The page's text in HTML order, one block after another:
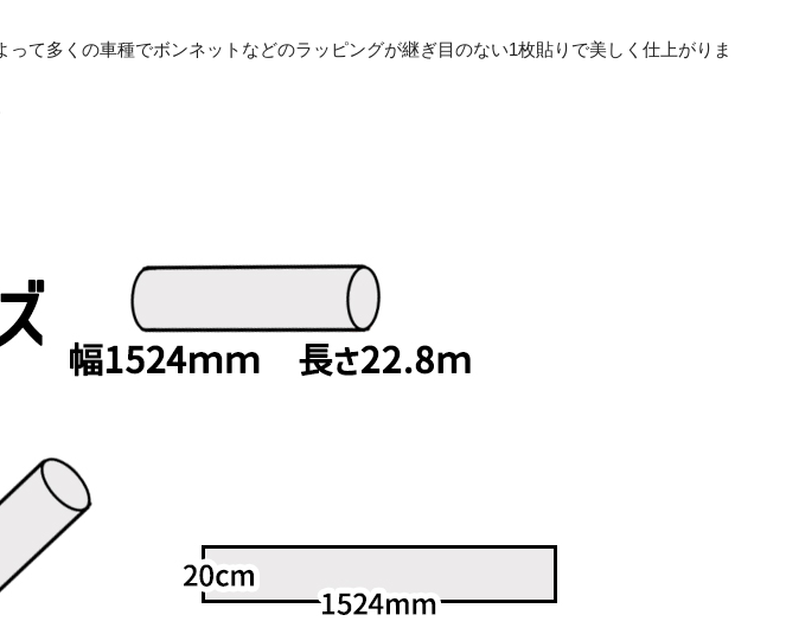
て多くの車種でボンネットなどのラッピングが継ぎ目のない1枚貼りで美しく仕上がりま